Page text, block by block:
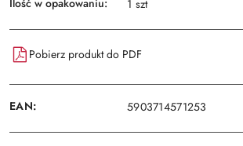
Ilość w opakowaniu: 1 szt
Pobierz produkt do PDF
EAN: 5903714571253